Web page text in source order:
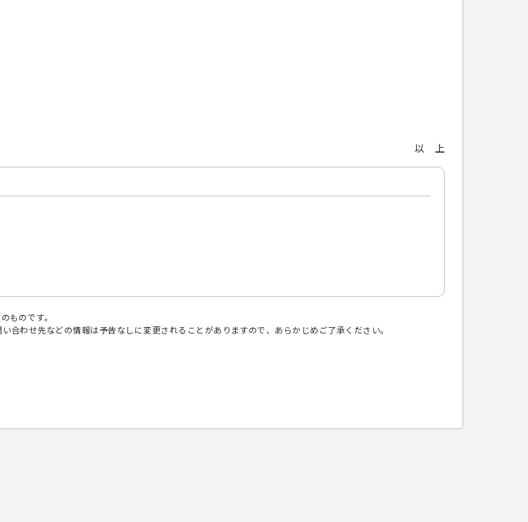
以 上
ものです。
わせ先などの情報は予告なしに変更されることがありますので、あらかじめご了承ください。